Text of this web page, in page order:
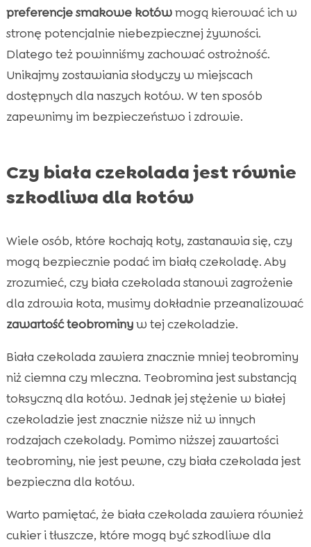
preferencje smakowe kotówmogą kierować ich w
stronę potencjalnie niebezpiecznej żywności.
Dlatego też powinniśmy zachować ostrożność.
Unikajmy zostawiania słodyczy w miejscach
dostępnych dla naszych kotów. W ten sposób
zapewnimy im bezpieczeństwo i zdrowie.
Czy biała czekolada jest równie
szkodliwa dla kotów
Wiele osób, które kochają koty, zastanawia się, czy
mogą bezpiecznie podać im białą czekoladę. Aby
zrozumieć, czy biała czekolada stanowi zagrożenie
dla zdrowia kota, musimy dokładnie przeanalizować
zawartość teobrominyw tej czekoladzie.
Biała czekolada zawiera znacznie mniej teobrominy
niż ciemna czy mleczna. Teobromina jest substancją
toksyczną dla kotów. Jednak jej stężenie w białej
czekoladzie jest znacznie niższe niż w innych
rodzajach czekolady. Pomimo niższej zawartości
teobrominy, nie jest pewne, czy biała czekolada jest
bezpieczna dla kotów.
Warto pamiętać, że biała czekolada zawiera również
cukier i tłuszcze, które mogą być szkodliwe dla